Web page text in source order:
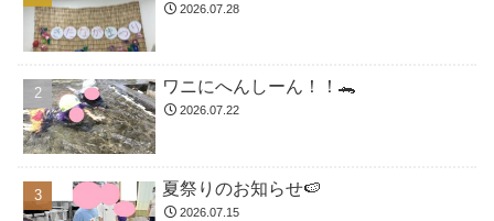
2026.07.28
ワニにへんしーん！！🐊
2026.07.22
夏祭りのお知らせ🍉
2026.07.15